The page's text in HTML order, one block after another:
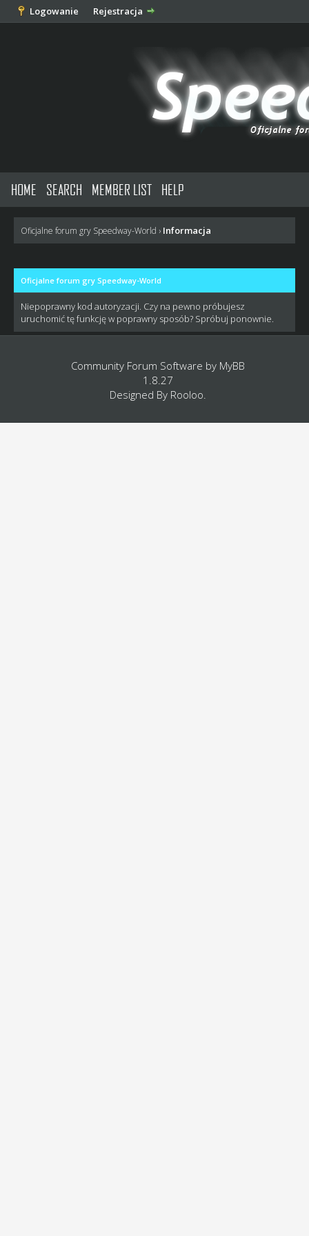
Logowanie Rejestracja
HOME SEARCH MEMBER LIST HELP
Oficjalne forum gry Speedway-World › Informacja
Oficjalne forum gry Speedway-World
Niepoprawny kod autoryzacji. Czy na pewno próbujesz
uruchomić tę funkcję w poprawny sposób? Spróbuj ponownie.
Community Forum Software by MyBB
1.8.27
Designed By Rooloo.